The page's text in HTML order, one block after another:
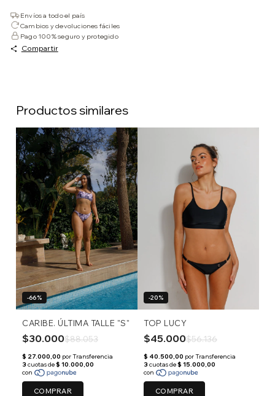
Envíos a todo el país
Cambios y devoluciones fáciles
Pago 100% seguro y protegido
Compartir
Productos similares
-66%
CARIBE. ÚLTIMA TALLE "S"
$30.000$88.053
COMPRAR
-20%
TOP LUCY
$45.000$56.136
COMPRAR